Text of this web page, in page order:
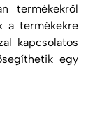
termékekről
a termékekre
kapcsolatos
egy